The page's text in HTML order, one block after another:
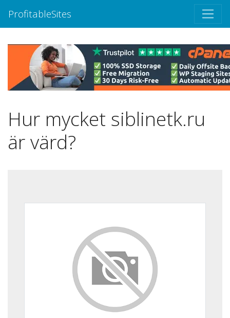
ProfitableSites
Hur mycket siblinetk.ru
är värd?